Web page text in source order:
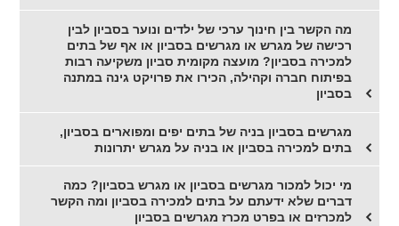
מה הקשר בין חינוך ערכי של ילדים ונוער בסביון לבין
רכישה של מגרש או מגרשים בסביון או אף של בתים
למכירה בסביון? מועצה מקומית סביון משקיעה רבות
בפיתוח חברה וקהילה, הכירו את פרויקט גינה במתנה
בסביון
מגרשים בסביון בניה של בתים יפים ומפוארים בסביון,
בתים למכירה בסביון או בניה על מגרש יתרונות
מי יכול למכור מגרשים בסביון או מגרש בסביון? כמה
דברים שלא ידעתם על בתים למכירה בסביון ומה הקשר
למכרזים או בפרט מכרז מגרשים בסביון